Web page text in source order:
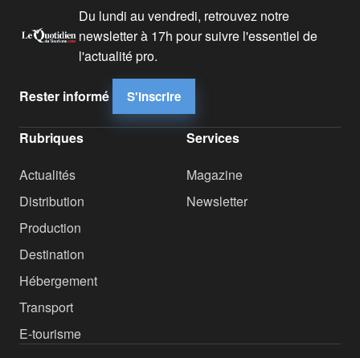
Du lundi au vendredi, retrouvez notre
newsletter à 17h pour suivre l'essentiel de
l'actualité pro.
Rester informé S'inscrire
Rubriques
Actualités
Distribution
Production
Destination
Hébergement
Transport
E-tourisme
Services
Magazine
Newsletter